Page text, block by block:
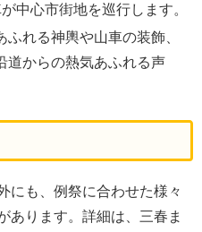
中心市街地を巡行します。
れる神輿や山車の装飾、
道からの熱気あふれる声
にも、例祭に合わせた様々
あります。詳細は、三春ま